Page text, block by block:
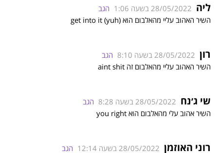
ליה 28/05/2022 בשעה 1:06
הגב
השיר האהוב עליי מהאלבום הוא (get into it (yuh
רון 28/05/2022 בשעה 8:10
הגב
השיר האהוב עליי מהאלבום זה aint shit
שי ג׳נח 28/05/2022 בשעה 8:28
הגב
השיר אהוב עלי מהאלבום הוא you right
רוני האוזמן 28/05/2022 בשעה 12:14 הגב